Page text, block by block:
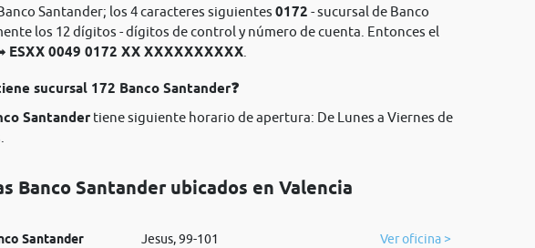
Santander; los 4 caracteres siguientes 0172 - sucursal de Banco
los 12 dígitos - dígitos de control y número de cuenta. Entonces el
ESXX 0049 0172 XX XXXXXXXXXX
sucursal 172 Banco Santander❓
Santander tiene siguiente horario de apertura: De Lunes a Viernes de
Banco Santander ubicados en Valencia
Santander Jesus, 99-101 Ver oficina >